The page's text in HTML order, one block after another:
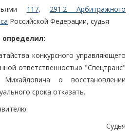
117, 291.2 Арбитражного
Российской Федерации, судья
определил:
конкурсного управляющего
ответственностью "Спецтранс"
Михайловича о восстановлении
срока отказать.
Судья